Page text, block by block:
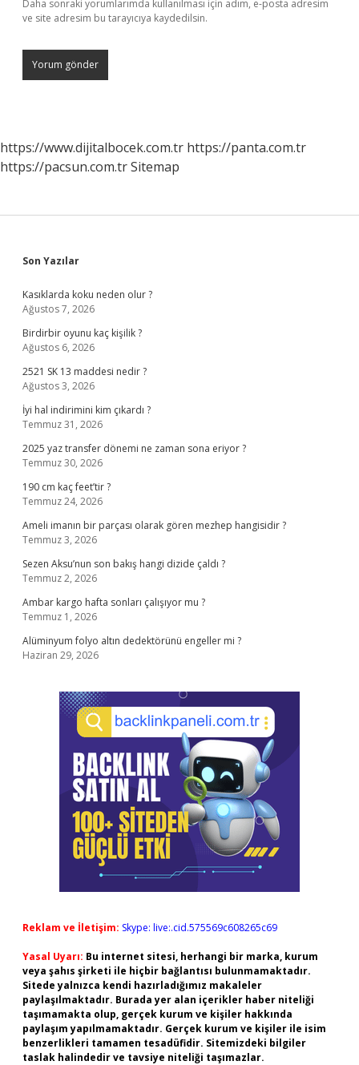
Daha sonraki yorumlarımda kullanılması için adım, e-posta adresim
ve site adresim bu tarayıcıya kaydedilsin.
https://www.dijitalbocek.com.tr https://panta.com.tr
https://pacsun.com.trSitemap
Sidebar
Son Yazılar
Kasıklarda koku neden olur ?
Ağustos 7, 2026
Birdirbir oyunu kaç kişilik ?
Ağustos 6, 2026
2521 SK 13 maddesi nedir ?
Ağustos 3, 2026
İyi hal indirimini kim çıkardı ?
Temmuz 31, 2026
2025 yaz transfer dönemi ne zaman sona eriyor ?
Temmuz 30, 2026
190 cm kaç feet’tir ?
Temmuz 24, 2026
Ameli imanın bir parçası olarak gören mezhep hangisidir ?
Temmuz 3, 2026
Sezen Aksu’nun son bakış hangi dizide çaldı ?
Temmuz 2, 2026
Ambar kargo hafta sonları çalışıyor mu ?
Temmuz 1, 2026
Alüminyum folyo altın dedektörünü engeller mi ?
Haziran 29, 2026
Reklam ve İletişim: Skype: live:.cid.575569c608265c69
Yasal Uyarı: Bu internet sitesi, herhangi bir marka, kurum
veya şahıs şirketi ile hiçbir bağlantısı bulunmamaktadır.
Sitede yalnızca kendi hazırladığımız makaleler
paylaşılmaktadır. Burada yer alan içerikler haber niteliği
taşımamakta olup, gerçek kurum ve kişiler hakkında
paylaşım yapılmamaktadır. Gerçek kurum ve kişiler ile isim
benzerlikleri tamamen tesadüfidir. Sitemizdeki bilgiler
taslak halindedir ve tavsiye niteliği taşımazlar.